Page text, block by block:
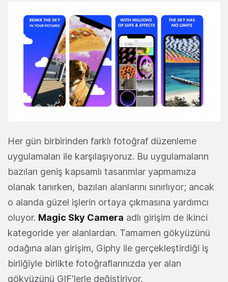
Her gün birbirinden farklı fotoğraf düzenleme
uygulamaları ile karşılaşıyoruz. Bu uygulamaların
bazıları geniş kapsamlı tasarımlar yapmamıza
olanak tanırken, bazıları alanlarını sınırlıyor; ancak
o alanda güzel işlerin ortaya çıkmasına yardımcı
oluyor. Magic Sky Camera adlı girişim de ikinci
kategoride yer alanlardan. Tamamen gökyüzünü
odağına alan girişim, Giphy ile gerçekleştirdiği iş
birliğiyle birlikte fotoğraflarınızda yer alan
gökyüzünü GIF'lerle değiştiriyor.